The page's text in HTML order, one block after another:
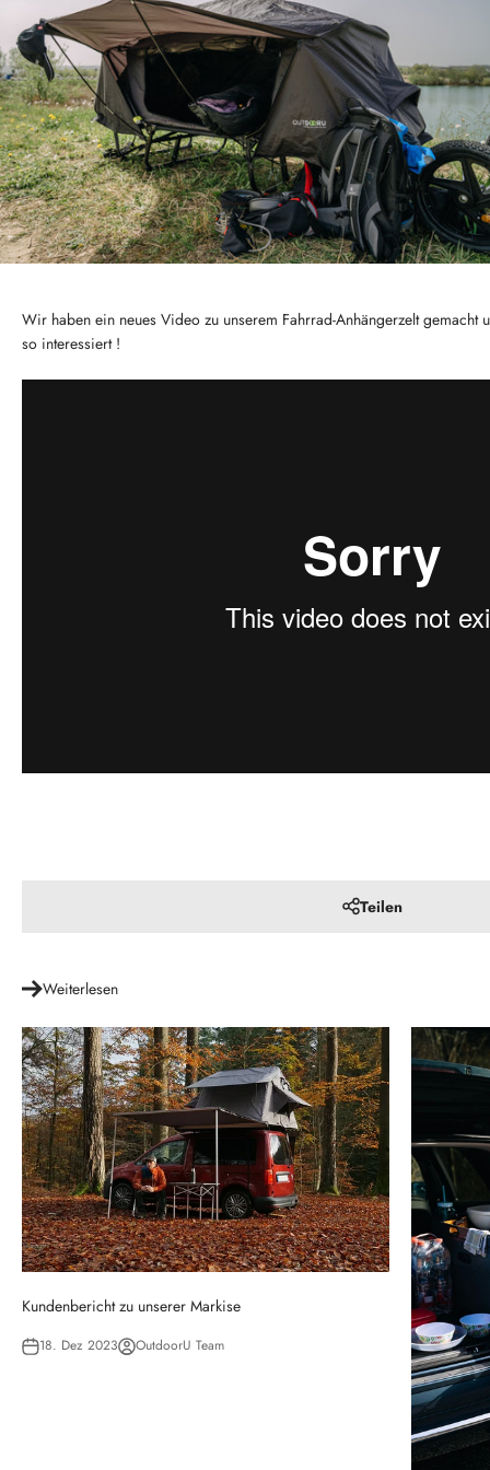
Wir haben ein neues Video zu unserem Fahrrad-Anhängerzelt gemacht
so interessiert !
Teilen
Weiterlesen
Kundenbericht zu unserer Markise
18. Dez 2023 OutdoorU Team